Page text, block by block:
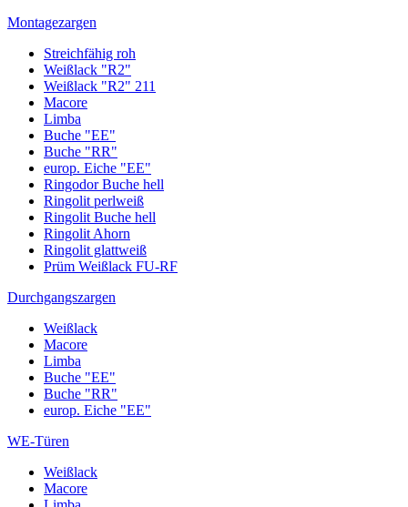
Montagezargen
Streichfähig roh
Weißlack "R2"
Weißlack "R2" 211
Macore
Limba
Buche "EE"
Buche "RR"
europ. Eiche "EE"
Ringodor Buche hell
Ringolit perlweiß
Ringolit Buche hell
Ringolit Ahorn
Ringolit glattweiß
Prüm Weißlack FU-RF
Durchgangszargen
Weißlack
Macore
Limba
Buche "EE"
Buche "RR"
europ. Eiche "EE"
WE-Türen
Weißlack
Macore